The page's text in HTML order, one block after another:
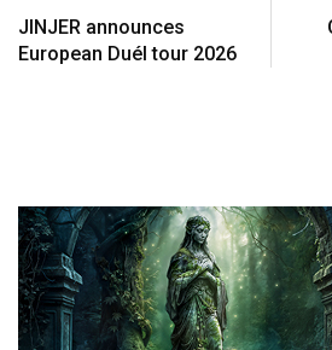
JINJER announces
European Duél tour 2026